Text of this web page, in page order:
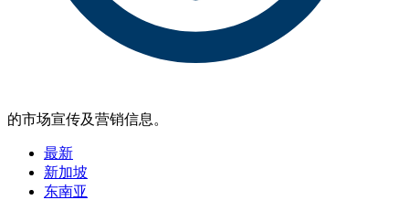
的市场宣传及营销信息。
最新
新加坡
东南亚